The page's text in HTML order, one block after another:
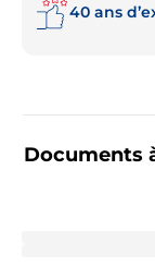
Documents
40 ans